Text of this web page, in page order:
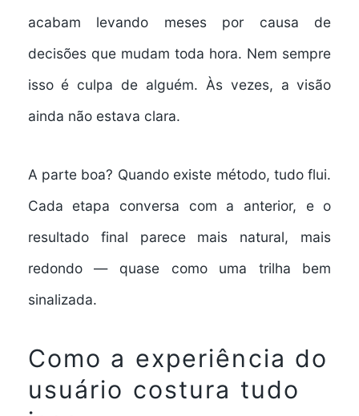
acabam levando meses por causa de
decisões que mudam toda hora. Nem sempre
isso é culpa de alguém. Às vezes, a visão
ainda não estava clara.
A parte boa? Quando existe método, tudo flui.
Cada etapa conversa com a anterior, e o
resultado final parece mais natural, mais
redondo — quase como uma trilha bem
sinalizada.
Como a experiência do
usuário costura tudo